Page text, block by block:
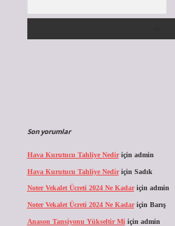
Son yorumlar
Hava Kurutucu Tahliye Nediriçin admin
Hava Kurutucu Tahliye Nediriçin Sadık
Noter Vekalet Ücreti 2024 Ne Kadariçin admin
Noter Vekalet Ücreti 2024 Ne Kadariçin Barış
Anason Tansiyonu Yükseltir Mi için admin